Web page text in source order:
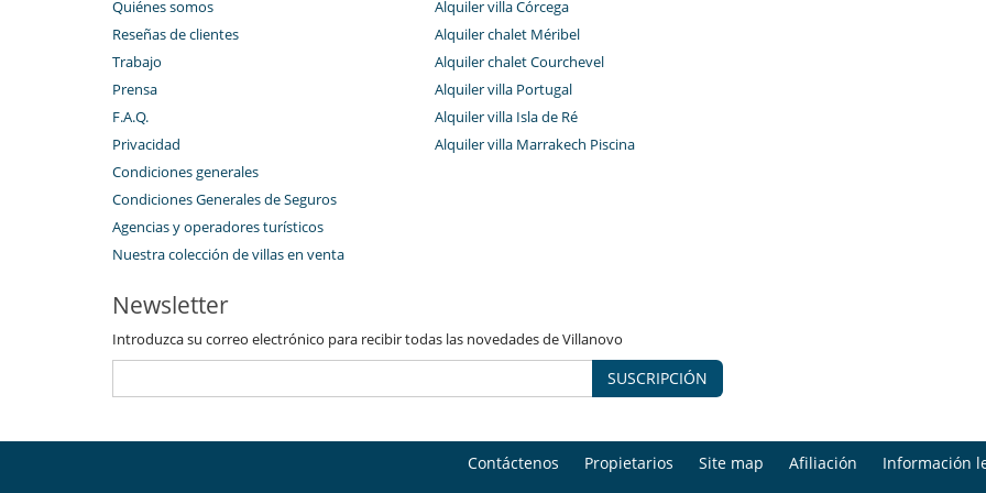
Quiénes somos
Reseñas de clientes
Trabajo
Prensa
F.A.Q.
Privacidad
Condiciones generales
Condiciones Generales de Seguros
Agencias y operadores turísticos
Nuestra colección de villas en venta
Alquiler villa Córcega
Alquiler chalet Méribel
Alquiler chalet Courchevel
Alquiler villa Portugal
Alquiler villa Isla de Ré
Alquiler villa Marrakech Piscina
Newsletter
Introduzca su correo electrónico para recibir todas las novedades de Villanovo
SUSCRIPCIÓN
Contáctenos Propietarios Site map Afiliación Información